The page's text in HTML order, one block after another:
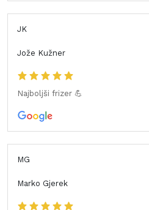
JK
Jože Kužner
Najboljši frizer 💪
MG
Marko Gjerek